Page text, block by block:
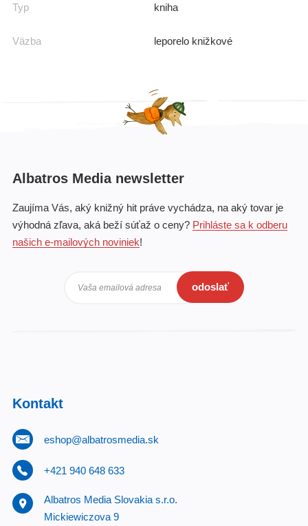
Typ kniha
Väzba leporelo knižkové
Albatros Media newsletter
Zaujíma Vás, aký knižný hit práve vychádza, na aký tovar je
výhodná zľava, aká beží súťaž o ceny? Prihláste sa k odberu
našich e-mailových noviniek!
Vaša emailová adresa odoslať
Kontakt
eshop@albatrosmedia.sk
+421 940 648 633
Albatros Media Slovakia s.r.o.
Mickiewiczova 9